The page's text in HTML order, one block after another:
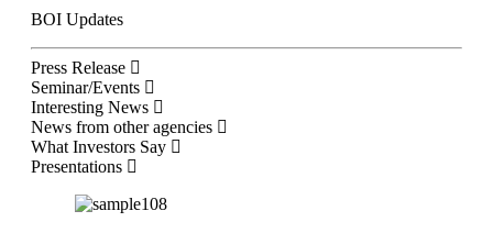
BOI Updates
Press Release
Seminar/Events
Interesting News
News from other agencies
What Investors Say
Presentations